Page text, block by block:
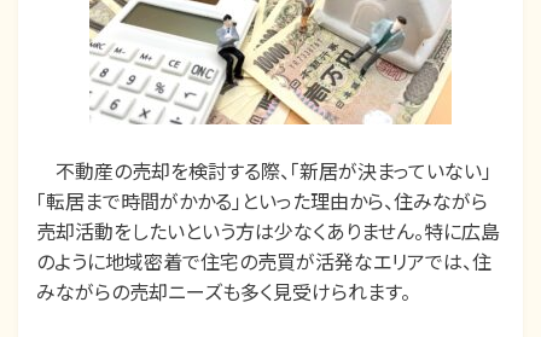
不動産の売却を検討する際、「新居が決まっていない」
「転居まで時間がかかる」といった理由から、住みながら
売却活動をしたいという方は少なくありません。特に広島
のように地域密着で住宅の売買が活発なエリアでは、住
みながらの売却ニーズも多く見受けられます。